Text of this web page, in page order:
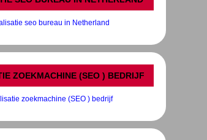
seo bureau in Netherland
ZOEKMACHINE (SEO ) BEDRIJF
zoekmachine (SEO ) bedrijf